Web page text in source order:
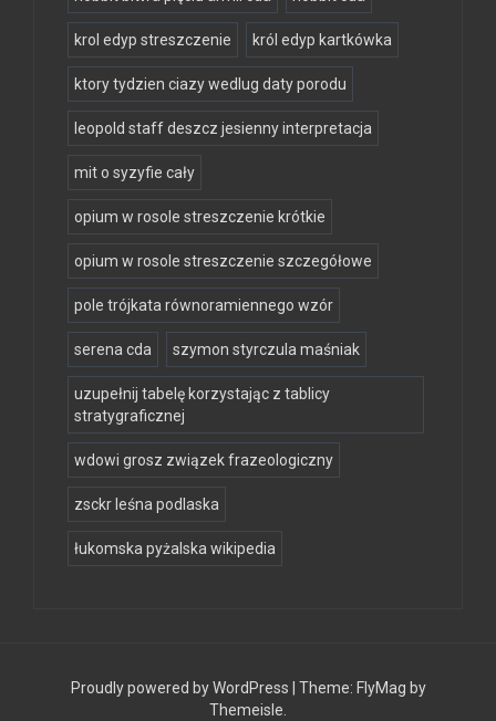
krol edyp streszczenie król edyp kartkówka
ktory tydzien ciazy wedlug daty porodu
leopold staff deszcz jesienny interpretacja
mit o syzyfie cały
opium w rosole streszczenie krótkie
opium w rosole streszczenie szczegółowe
pole trójkata równoramiennego wzór
serena cda szymon styrczula maśniak
uzupełnij tabelę korzystając z tablicy
stratygraficznej
wdowi grosz związek frazeologiczny
zsckr leśna podlaska
łukomska pyżalska wikipedia
Proudly powered by WordPress Theme: FlyMag by
Themeisle.